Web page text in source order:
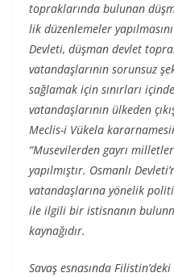
topraklarında bulunan
lik düzenlemeler
Devleti, düşman devlet
vatandaşlarının sorunsuz
sağlamak için sınırları
vatandaşlarının ülkeden
Meclis-i Vükela
“Musevilerden gayrı
yapılmıştır. Osmanlı
vatandaşlarına yönelik
ile ilgili bir istisnanın
kaynağıdır.
Savaş esnasında